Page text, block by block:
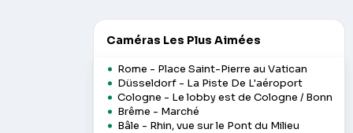
Caméras Les Plus Aimées
Rome - Place Saint-Pierre au Vatican
Düsseldorf - La Piste De L'aéroport
Cologne - Le lobby est de Cologne / Bonn
Brême - Marché
Bâle - Rhin, vue sur le Pont du Milieu